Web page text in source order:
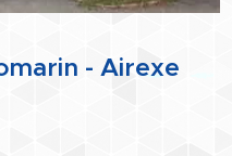
- Airexe